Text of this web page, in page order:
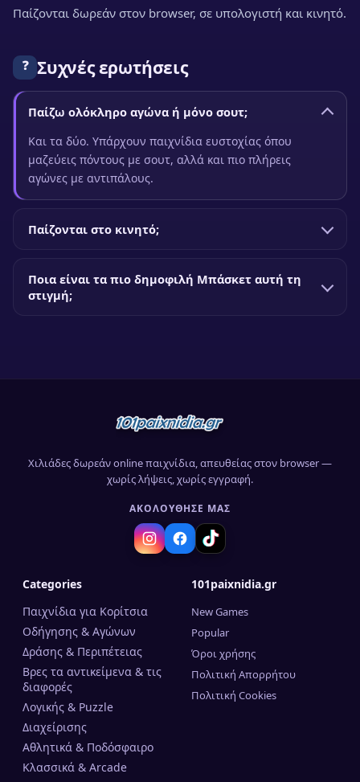
Παίζονται δωρεάν στον browser, σε υπολογιστή και κινητό.
❓ Συχνές ερωτήσεις
Παίζω ολόκληρο αγώνα ή μόνο σουτ;
Και τα δύο. Υπάρχουν παιχνίδια ευστοχίας όπου
μαζεύεις πόντους με σουτ, αλλά και πιο πλήρεις
αγώνες με αντιπάλους.
Παίζονται στο κινητό;
Ποια είναι τα πιο δημοφιλή Μπάσκετ αυτή τη
στιγμή;
Χιλιάδες δωρεάν online παιχνίδια, απευθείας στον browser —
χωρίς λήψεις, χωρίς εγγραφή.
ΑΚΟΛΟΎΘΗΣΈ ΜΑΣ
Categories
Παιχνίδια για Κορίτσια
Οδήγησης & Αγώνων
Δράσης & Περιπέτειας
Βρες τα αντικείμενα & τις
διαφορές
Λογικής & Puzzle
Διαχείρισης
Αθλητικά & Ποδόσφαιρο
Κλασσικά & Arcade
101paixnidia.gr
New Games
Popular
Όροι χρήσης
Πολιτική Απορρήτου
Πολιτική Cookies